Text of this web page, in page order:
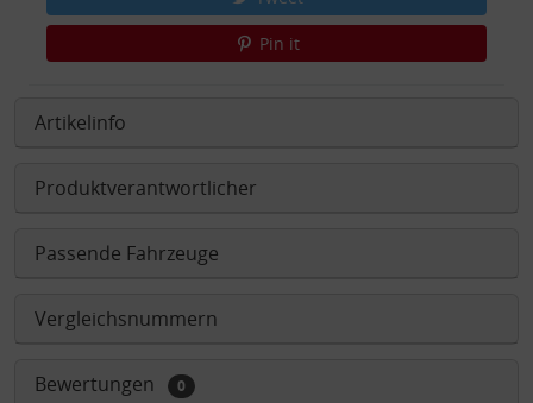
Pin it
Artikelinfo
Produktverantwortlicher
Passende Fahrzeuge
Vergleichsnummern
Bewertungen 0